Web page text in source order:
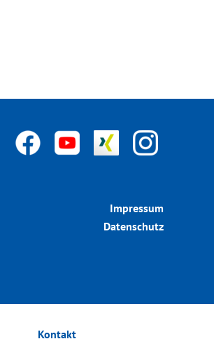
Impressum
Datenschutz
Kontakt